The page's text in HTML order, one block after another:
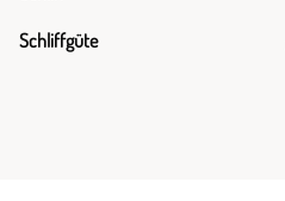
Schliffgüte